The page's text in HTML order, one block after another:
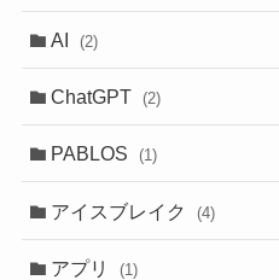
AI (2)
ChatGPT (2)
PABLOS (1)
アイスブレイク (4)
アプリ (1)